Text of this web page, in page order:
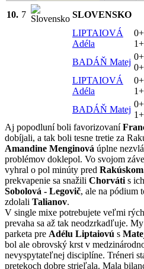
10. 7 SLOVENSKO
LIPTAIOVÁ
Adéla
BADÁŇ Matej
LIPTAIOVÁ
Adéla
BADÁŇ Matej
Aj popodluní boli favorizovaní
dobíjali, a tak boli tesne tretie za
Amandine Menginová úplne
problémov doklepol. Vo svojom
vyhral o pol minúty pred
prekvapenie sa snažili Chorváti s
Sobolová - Legovič, ale na pódium
zdolali Talianov.
V single mixe potrebujete veľmi
prevaha sa až tak neodzrkadľuje.
parketa pre Adélu Liptaiovú s
bol ale obrovský krst v
nevyspytateľnej disciplíne. Tréneri
pretekoch dobre strieľala. Mala